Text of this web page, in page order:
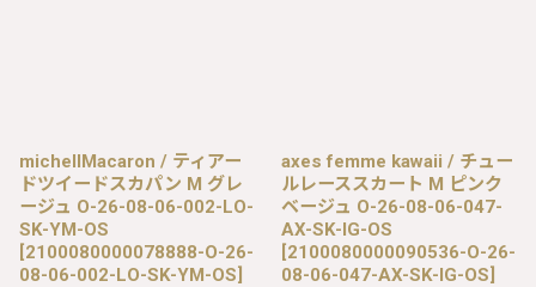
michellMacaron / ティアー
ドツイードスカパン M グレ
ージュ O-26-08-06-002-LO-
SK-YM-OS
[2100080000078888-O-26-
08-06-002-LO-SK-YM-OS]
axes femme kawaii / チュー
ルレーススカート M ピンク
ベージュ O-26-08-06-047-
AX-SK-IG-OS
[2100080000090536-O-26-
08-06-047-AX-SK-IG-OS]